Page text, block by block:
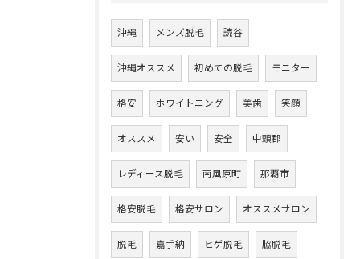
沖縄 メンズ脱毛 読谷
沖縄オススメ 初めての脱毛 モニター
格安 ホワイトニング 美歯 笑顔
オススメ 安い 安全 中頭郡
レディース脱毛 南風原町 那覇市
格安脱毛 格安サロン オススメサロン
脱毛 嘉手納 ヒゲ脱毛 脇脱毛